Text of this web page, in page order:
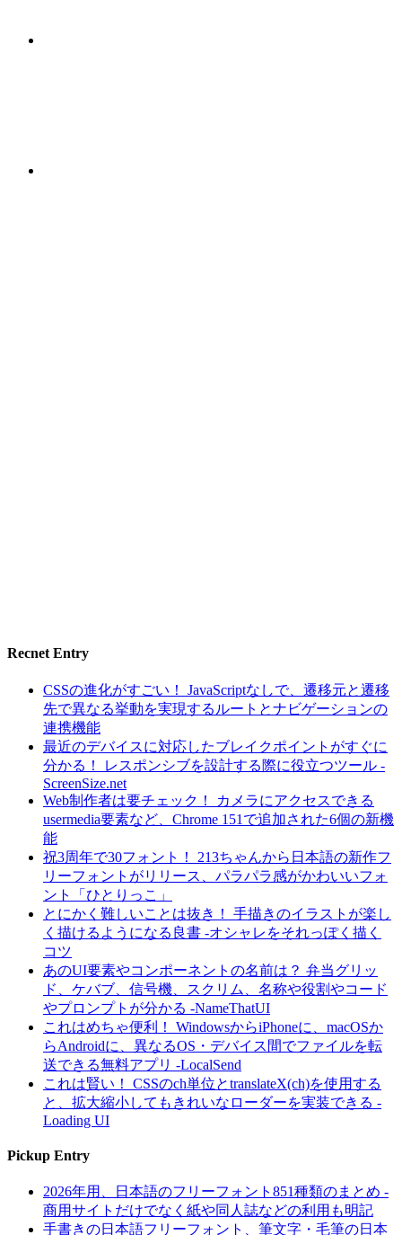
Recnet Entry
CSSの進化がすごい！ JavaScriptなしで、遷移元と遷移
先で異なる挙動を実現するルートとナビゲーションの
連携機能
最近のデバイスに対応したブレイクポイントがすぐに
分かる！ レスポンシブを設計する際に役立つツール -
ScreenSize.net
Web制作者は要チェック！ カメラにアクセスできる
usermedia要素など、Chrome 151で追加された6個の新機
能
祝3周年で30フォント！ 213ちゃんから日本語の新作フ
リーフォントがリリース、パラパラ感がかわいいフォ
ント「ひとりっこ」
とにかく難しいことは抜き！ 手描きのイラストが楽し
く描けるようになる良書 -オシャレをそれっぽく描く
コツ
あのUI要素やコンポーネントの名前は？ 弁当グリッ
ド、ケバブ、信号機、スクリム、名称や役割やコード
やプロンプトが分かる -NameThatUI
これはめちゃ便利！ WindowsからiPhoneに、macOSか
らAndroidに、異なるOS・デバイス間でファイルを転
送できる無料アプリ -LocalSend
これは賢い！ CSSのch単位とtranslateX(ch)を使用する
と、拡大縮小してもきれいなローダーを実装できる -
Loading UI
Pickup Entry
2026年用、日本語のフリーフォント851種類のまとめ -
商用サイトだけでなく紙や同人誌などの利用も明記
手書きの日本語フリーフォント、筆文字・毛筆の日本